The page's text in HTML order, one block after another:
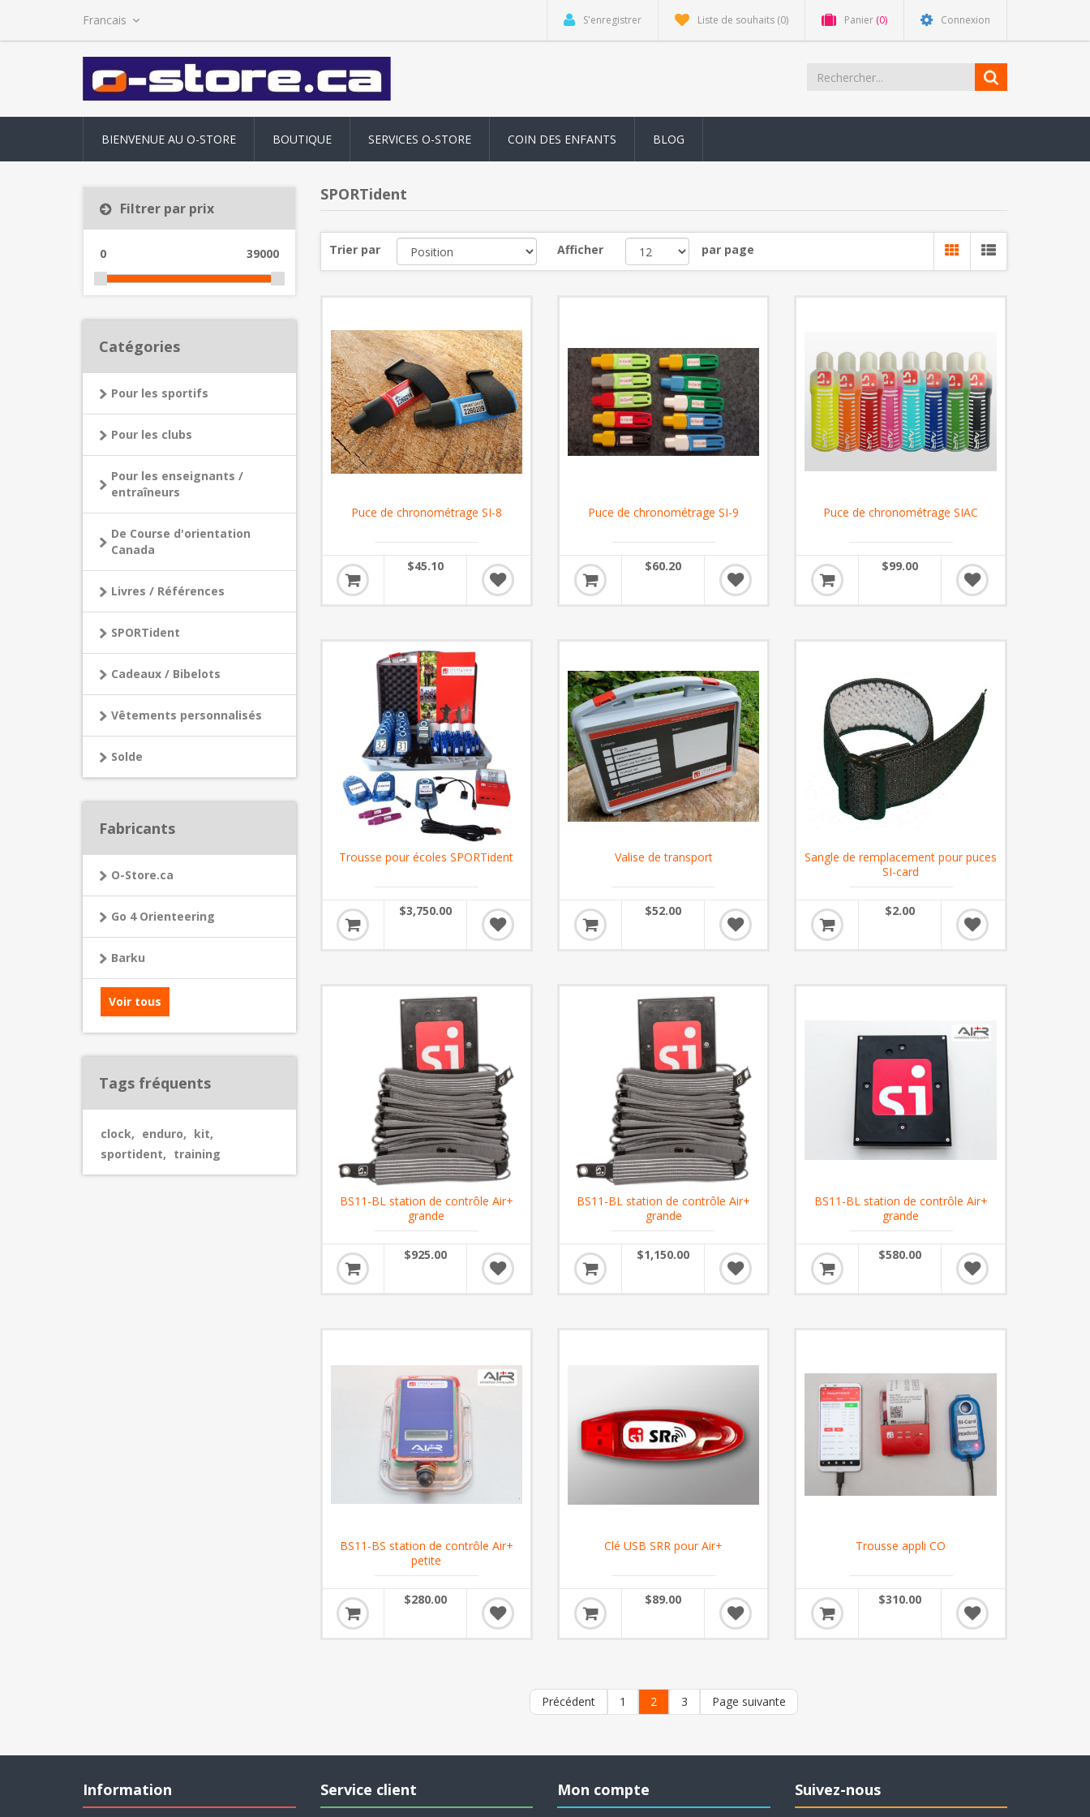
S'enregistrer Liste de souhaits (0) Panier (0) Connexion
BIENVENUE AU O-STORE BOUTIQUE SERVICES O-STORE COIN DES ENFANTS BLOG
Filtrer par prix
0 39000
Catégories
Pour les sportifs
Pour les clubs
Pour les enseignants /
entraîneurs
De Course d'orientation
Canada
Livres / Références
SPORTident
Cadeaux / Bibelots
Vêtements personnalisés
Solde
Fabricants
O-Store.ca
Go 4 Orienteering
Barku
Voir tous
Tags fréquents
clock, enduro, kit,
sportident, training
SPORTident
Trier par Afficher par page
Puce de chronométrage SI-8
$45.10
Puce de chronométrage SI-9
$60.20
Puce de chronométrage SIAC
$99.00
Trousse pour écoles SPORTident
$3,750.00
Valise de transport
$52.00
Sangle de remplacement pour puces
SI-card
$2.00
BS11-BL station de contrôle Air+
grande
$925.00
BS11-BL station de contrôle Air+
grande
$1,150.00
BS11-BL station de contrôle Air+
grande
$580.00
BS11-BS station de contrôle Air+
petite
$280.00
Clé USB SRR pour Air+
$89.00
Trousse appli CO
$310.00
Précédent 1 2 3 Page suivante
Information Service client Mon compte Suivez-nous